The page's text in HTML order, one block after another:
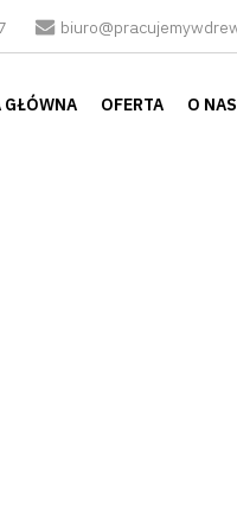
GŁÓWNA OFERTA O NAS